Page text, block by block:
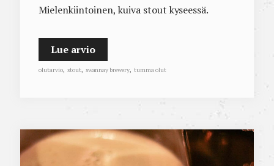
Mielenkiintoinen, kuiva stout kyseessä.
Lue arvio
olutarvio, stout, swannay brewery, tumma olut